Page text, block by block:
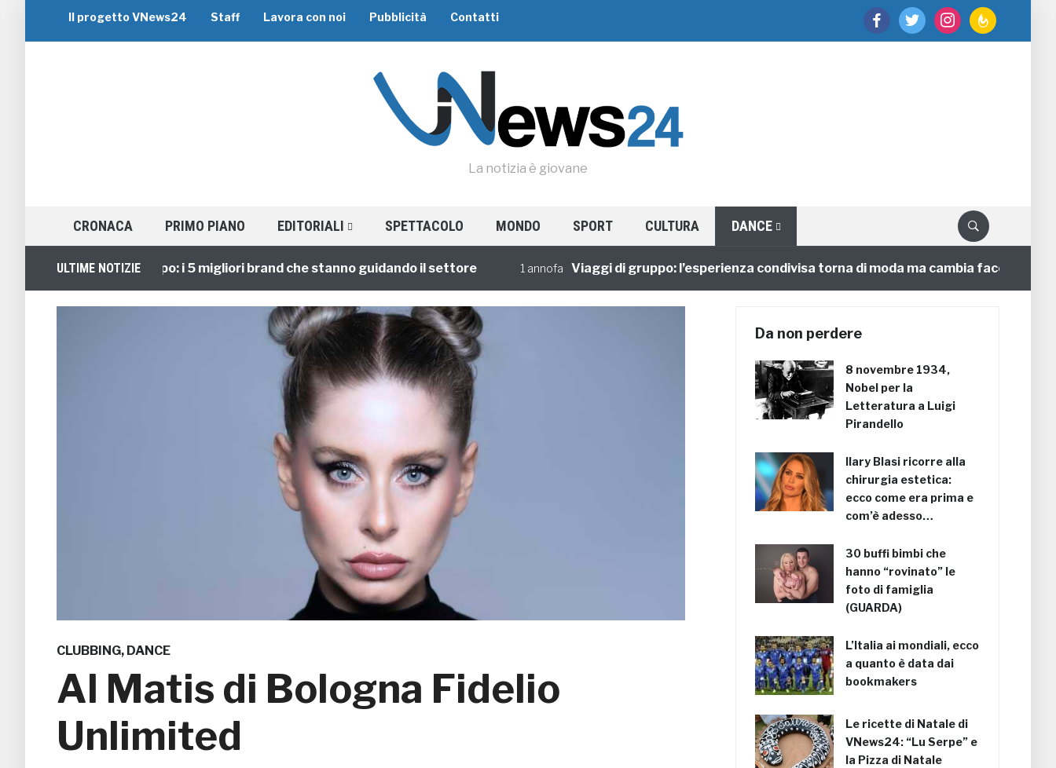
facebooktwitter instagramfeedburner
Il progetto VNews24 Staff Lavora con noi Pubblicità Contatti
La notizia è giovane
CRONACA PRIMO PIANO EDITORIALI SPETTACOLO MONDO SPORT CULTURA DANCE
ULTIME NOTIZIE
Viaggi di Gruppo: i 5 migliori brand che stanno guidando il settore 1 annofa Viaggi di gruppo: l’esperienza condivisa torna di moda ma cambia faccia
CLUBBING, DANCE
Al Matis di Bologna Fidelio
Unlimited
Da non perdere
8 novembre 1934,
Nobel per la
Letteratura a Luigi
Pirandello
Ilary Blasi ricorre alla
chirurgia estetica:
ecco come era prima e
com’è adesso…
30 buffi bimbi che
hanno “rovinato” le
foto di famiglia
(GUARDA)
L’Italia ai mondiali, ecco
a quanto è data dai
bookmakers
Le ricette di Natale di
VNews24: “Lu Serpe” e
la Pizza di Natale